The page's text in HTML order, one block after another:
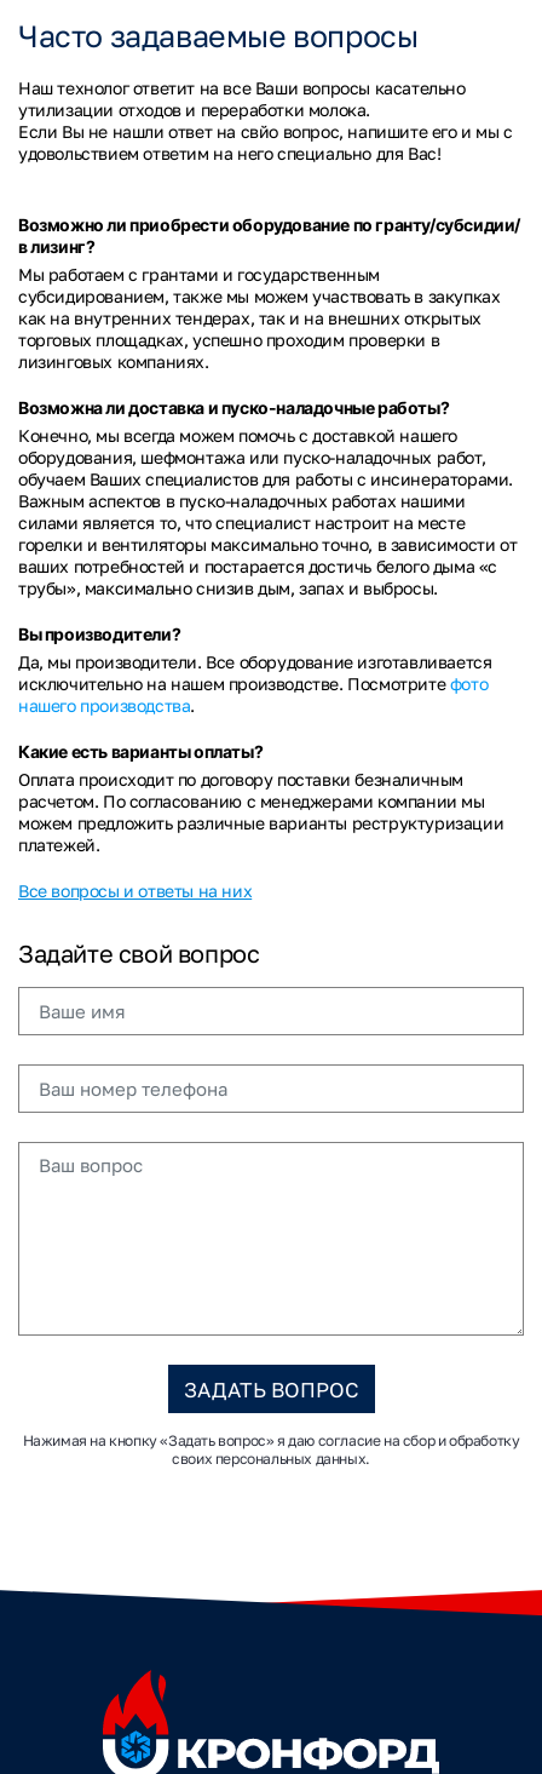
Часто задаваемые вопросы
Наш технолог ответит на все Ваши вопросы касательно
утилизации отходов и переработки молока.
Если Вы не нашли ответ на свйо вопрос, напишите его и мы с
удовольствием ответим на него специально для Вас!
Возможно ли приобрести оборудование по гранту/субсидии/
в лизинг?
Мы работаем с грантами и государственным
субсидированием, также мы можем участвовать в закупках
как на внутренних тендерах, так и на внешних открытых
торговых площадках, успешно проходим проверки в
лизинговых компаниях.
Возможна ли доставка и пуско-наладочные работы?
Конечно, мы всегда можем помочь с доставкой нашего
оборудования, шефмонтажа или пуско-наладочных работ,
обучаем Ваших специалистов для работы с инсинераторами.
Важным аспектов в пуско-наладочных работах нашими
силами является то, что специалист настроит на месте
горелки и вентиляторы максимально точно, в зависимости от
ваших потребностей и постарается достичь белого дыма «с
трубы», максимально снизив дым, запах и выбросы.
Вы производители?
Да, мы производители. Все оборудование изготавливается
исключительно на нашем производстве. Посмотритефото
нашего производства.
Какие есть варианты оплаты?
Оплата происходит по договору поставки безналичным
расчетом. По согласованию с менеджерами компании мы
можем предложить различные варианты реструктуризации
платежей.
Все вопросы и ответы на них
Задайте свой вопрос
ЗАДАТЬ ВОПРОС
Нажимая на кнопку «Задать вопрос» я даю согласие на сбор и обработку
своих персональных данных.